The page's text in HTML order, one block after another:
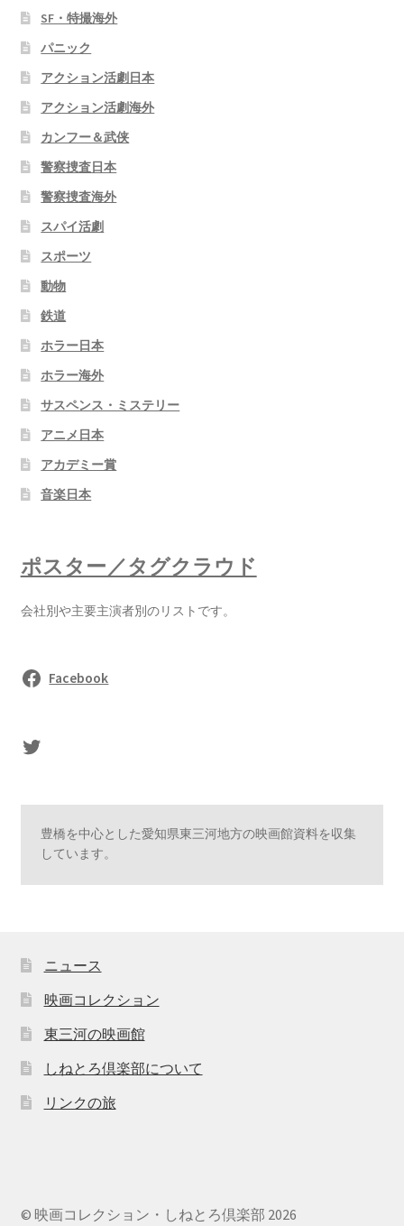
SF・特撮海外
パニック
アクション活劇日本
アクション活劇海外
カンフー＆武侠
警察捜査日本
警察捜査海外
スパイ活劇
スポーツ
動物
鉄道
ホラー日本
ホラー海外
サスペンス・ミステリー
アニメ日本
アカデミー賞
音楽日本
ポスター／タグクラウド
会社別や主要主演者別のリストです。
Facebook
sasaki's Twitter
豊橋を中心とした愛知県東三河地方の映画館資料を収集
しています。
ニュース
映画コレクション
東三河の映画館
しねとろ倶楽部について
リンクの旅
© 映画コレクション・しねとろ倶楽部 2026